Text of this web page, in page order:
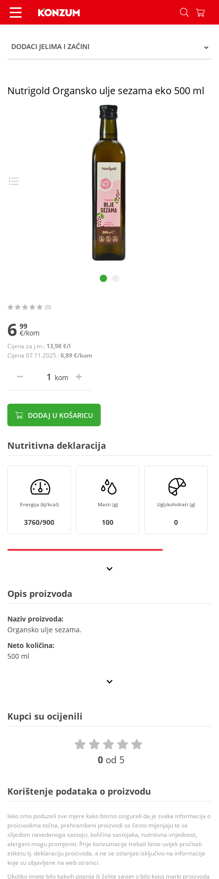
Nutrigold Organsko ulje sezama eko 500 ml -
DODACI JELIMA I ZAČINI
Nutrigold Organsko ulje sezama eko 500 ml
(0)
6 99
€/kom
Cijena za j.m.: 13,98 €/l
Cijena 07.11.2025.: 6,89 €/kom
kom
DODAJ U KOŠARICU
Nutritivna deklaracija
Energija (kJ/kcal)
3760/900
Masti (g)
100
Ugljikohidrati (g)
0
Opis proizvoda
Naziv proizvoda:
Organsko ulje sezama.
Neto količina:
500 ml
Kupci su ocijenili
0 od 5
Korištenje podataka o proizvodu
Iako smo poduzeli sve mjere kako bismo osigurali da je svaka informacija o
proizvodima točna, prehrambeni proizvodi se često mijenjaju te se
slijedom navedenoga sastojci, količina sastojaka, nutritivna vrijednost,
alergeni mogu promjeniti. Prije konzumacije trebali biste uvijek pročitati
etiketu tj. deklaraciju proizvoda, a ne se oslanjati isključivo na informacije
koje su objavljene na web stranici.
Ukoliko imate bilo kakvih pitanja ili želite savjet o bilo kojoj marki proizvoda